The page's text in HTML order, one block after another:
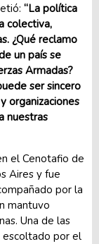
“La política
colectiva,
¿Qué reclamo
un país se
Armadas?
ser sincero
organizaciones
nuestras
el Cenotafio de
Aires y fue
por la
mantuvo
Una de las
escoltado por el